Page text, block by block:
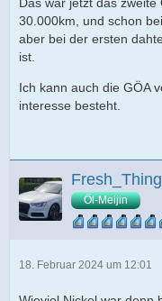
30.000km, und schon
aber bei der ersten
ist.
Ich kann auch die GÖA
interesse besteht.
Fresh_Thing
Öl-Meijin
18. Februar 2024 um 12:01